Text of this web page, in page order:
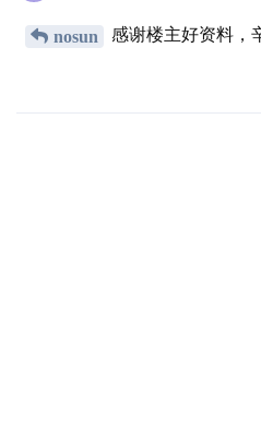
nosun 感谢楼主好资料，